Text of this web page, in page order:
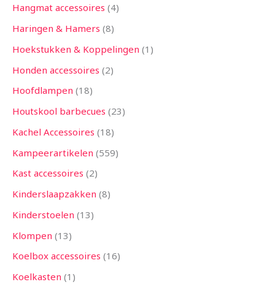
Hangmat accessoires 4
Haringen & Hamers 8
Hoekstukken & Koppelingen 1
Honden accessoires 2
Hoofdlampen 18
Houtskool barbecues 23
Kachel Accessoires 18
Kampeerartikelen 559
Kast accessoires 2
Kinderslaapzakken 8
Kinderstoelen 13
Klompen 13
Koelbox accessoires 16
Koelkasten 1